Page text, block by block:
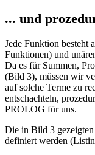
... und
Jede Funktion besteht
Funktionen) und
Da es für Summen,
(Bild 3), müssen wir
auf solche Terme zu
entschachteln,
PROLOG für uns.
Die in Bild 3
definiert werden